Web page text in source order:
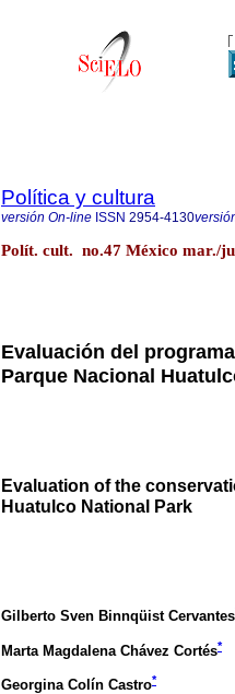
Política y cultura
versión On-line ISSN 2954-4130
Polít. cult. no.47 México mar./
Evaluación del
Parque Nacional
Evaluation of the
Huatulco National Park
Gilberto Sven Binnqüist Cervantes
Marta Magdalena Chávez Cortés*
Georgina Colín Castro*